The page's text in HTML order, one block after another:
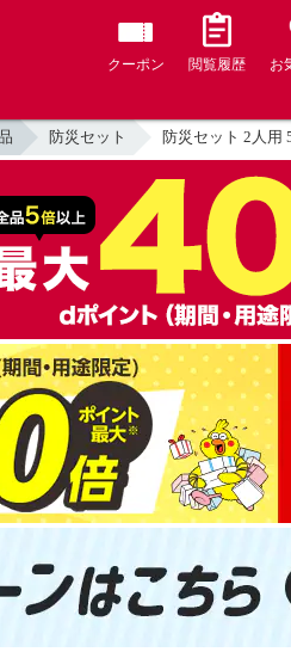
クーポン 閲覧履歴 お
防災セット 防災セット 2人用